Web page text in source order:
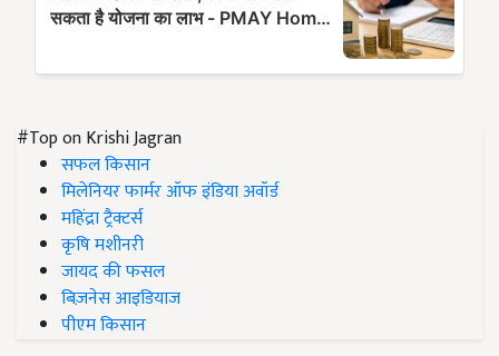
#Top on Krishi Jagran
सफल किसान
मिलेनियर फार्मर ऑफ इंडिया अवॉर्ड
महिंद्रा ट्रैक्टर्स
कृषि मशीनरी
जायद की फसल
बिज़नेस आइडियाज
पीएम किसान